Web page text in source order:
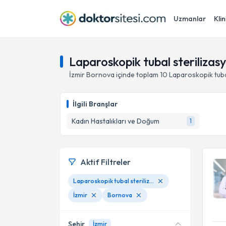
Uzmanlar
Laparoskopik tubal
İzmirBornova içinde toplam 10 Laparoskopik
İlgili Branşlar
Kadın Hastalıkları ve Doğum
1
Aktif Filtreler
Laparoskopik tubal sterilizasyon
İzmir
Bornova
Şehir İzmir